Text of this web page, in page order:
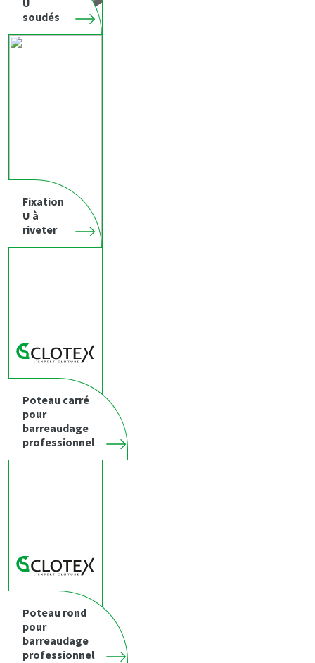
U
soudés
Fixation
U à
riveter
Poteau carré
pour
barreaudage
professionnel
Poteau rond
pour
barreaudage
professionnel